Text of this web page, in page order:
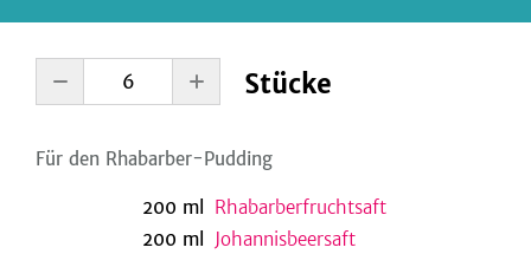
Stücke
Für den Rhabarber-Pudding
200 ml
Rhabarberfruchtsaft
200 ml
Johannisbeersaft